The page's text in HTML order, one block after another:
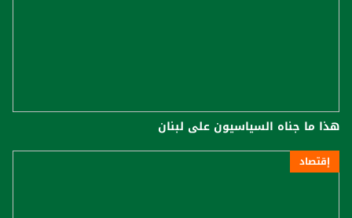
هذا ما جناه السياسيون على لبنان
إقتصاد